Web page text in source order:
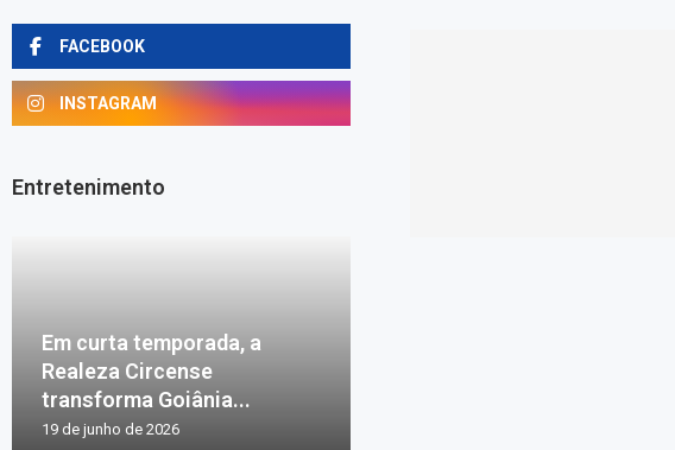
FACEBOOK
INSTAGRAM
Entretenimento
Em curta temporada, a
Realeza Circense
transforma Goiânia...
19 de junho de 2026